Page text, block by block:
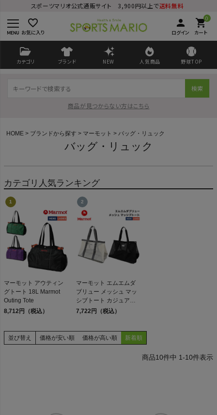
スポーツマリオ公式通販サイト 3,900円以上で送料無料
favorite_border
お気に入り
person
ログイン
0
shopping_cart
カート
カテゴリ ブランド NEW 人気商品 野球TOP
検索
商品が見つからない方はこちら
検索
商品が見つからない方はこちら
HOME ブランドから探す マーモット バッグ・リュック
バッグ・リュック
カテゴリ人気ランキング
マーモット アウティン
グトート 18L Marmot
Outing Tote
8,712円（税込）
マーモット エムエムダ
ブリュー メッシュ マッ
シブトート カジュアル
バッグ リュック プール
Tote
7,722円（税込）
並び替え 価格が安い順 価格が高い順 新着順
10件中 1-10件表示